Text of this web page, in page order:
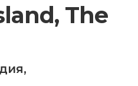
The
,